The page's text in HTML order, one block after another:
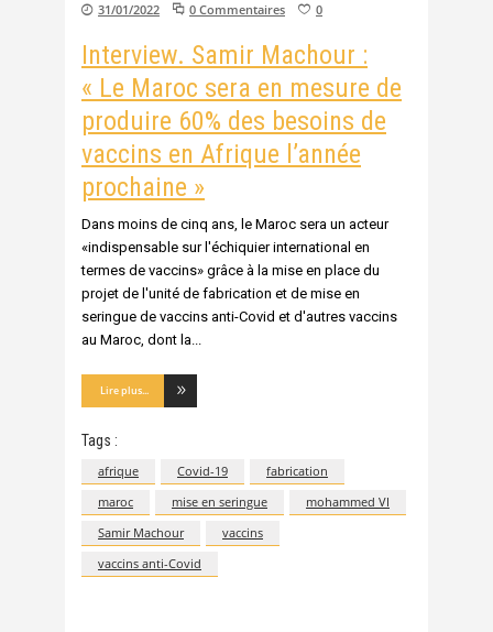
31/01/2022 0 Commentaires 0
Interview. Samir Machour :
« Le Maroc sera en mesure de
produire 60% des besoins de
vaccins en Afrique l’année
prochaine »
Dans moins de cinq ans, le Maroc sera un acteur
«indispensable sur l'échiquier international en
termes de vaccins» grâce à la mise en place du
projet de l'unité de fabrication et de mise en
seringue de vaccins anti-Covid et d'autres vaccins
au Maroc, dont la
Lire plus...
Tags :
afrique Covid-19
fabrication
maroc
mise en seringue
mohammed VI
Samir Machour
vaccins
vaccins anti-Covid